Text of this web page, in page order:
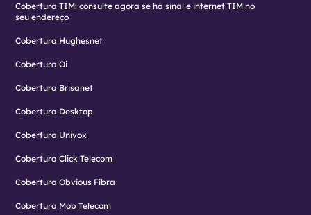
Cobertura TIM: consulte agora se há sinal e internet TIM no
seu endereço
Cobertura Hughesnet
Cobertura Oi
Cobertura Brisanet
Cobertura Desktop
Cobertura Univox
Cobertura Click Telecom
Cobertura Obvious Fibra
Cobertura Mob Telecom